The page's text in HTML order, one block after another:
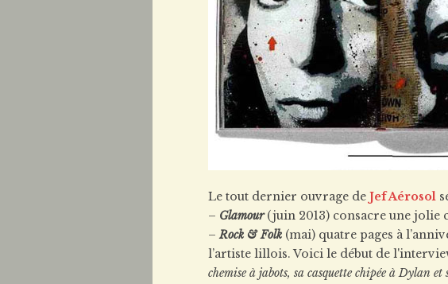
Le tout dernier ouvrage de Jef Aérosol
– Glamour(juin 2013) consacre une jolie
–Rock & Folk (mai) quatre pages à
l’artiste lillois. Voici le début de
chemise à jabots, sa casquette chipée à Dylan